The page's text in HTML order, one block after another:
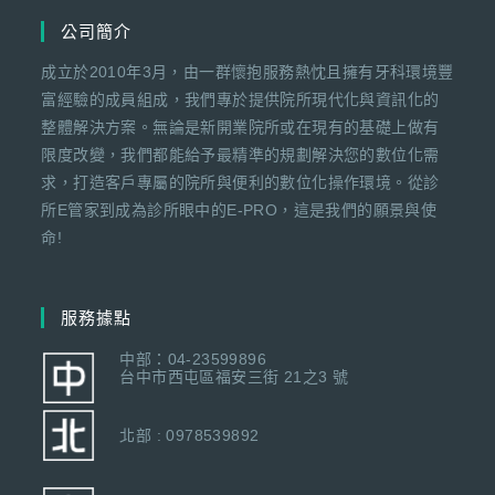
公司簡介
成立於2010年3月，由一群懷抱服務熱忱且擁有牙科環境豐
富經驗的成員組成，我們專於提供院所現代化與資訊化的
整體解決方案。無論是新開業院所或在現有的基礎上做有
限度改變，我們都能給予最精準的規劃解決您的數位化需
求，打造客戶專屬的院所與便利的數位化操作環境。從診
所E管家到成為診所眼中的E-PRO，這是我們的願景與使
命!
服務據點
中部：04-23599896
台中市西屯區福安三街 21之3 號
北部 : 0978539892